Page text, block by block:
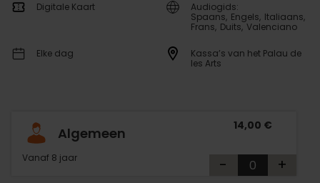
Digitale Kaart
Audiogids:
Spaans Engels Italiaans
Frans Duits Valenciano
Elke dag
Kassa’s van het Palau de
les Arts
Algemeen
Vanaf 8 jaar
14,00 €
- +